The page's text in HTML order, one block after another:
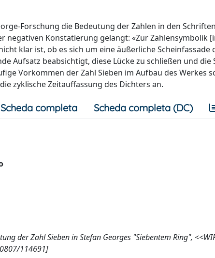
Forschung die Bedeutung der Zahlen in den
negativen Konstatierung gelangt: «Zur Zahlensymbolik
klar ist, ob es sich um eine äußerliche
Aufsatz beabsichtigt, diese Lücke zu schließen und
Vorkommen der Zahl Sieben im Aufbau des Werkes
zyklische Zeitauffassung des Dichters an.
Scheda completa Scheda completa (DC)
der Zahl Sieben in Stefan Georges "Siebentem Ring",
114691]